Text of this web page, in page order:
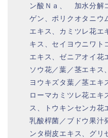
ン酸Ｎａ、 加水分解
ゲン、ポリクオタニウ
エキス、カミツレ花エ
キス、セイヨウニワト
エキス、ゼニアオイ花
ソウ花／葉／茎エキス
ヨウキズタ葉／茎エキ
ローマカミツレ花エキ
ス、トウキンセンカ花
乳酸桿菌／ブドウ果汁
ンタ樹皮エキス、グリ